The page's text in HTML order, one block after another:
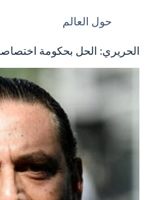
حول العالم
الحريري: الحل بحكومة